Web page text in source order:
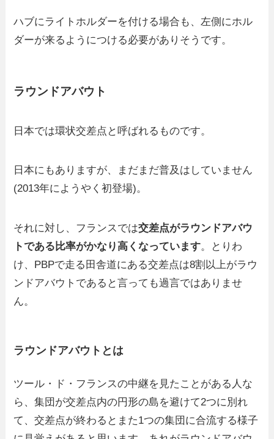
ハブにライトホルダーを付ける場合も、左側にホル
ダーが来るようにつける必要がありそうです。
ラウンドアバウト
日本では環状交差点と呼ばれるものです。
日本にもありますが、まだまだ普及はしていません
(2013年にようやく初登場)。
それに対し、フランスでは交差点がラウンドアバウ
トである比率がかなり高くなっています。とりわ
け、PBPで走る田舎道にある交差点は8割以上がラウ
ンドアバウトであると言っても過言ではありませ
ん。
ラウンドアバウトとは
ツール・ド・フランスの中継を見たことがある人な
ら、集団が交差点内の円形の島を避けて2つに別れ
て、交差点が終わるとまた1つの集団に合流する様子